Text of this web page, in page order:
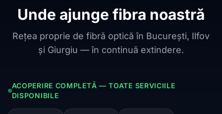
Unde ajunge fibra noastră
Rețea proprie de fibră optică în București, Ilfov
și Giurgiu — în continuă extindere.
ACOPERIRE COMPLETĂ — TOATE SERVICIILE
DISPONIBILE